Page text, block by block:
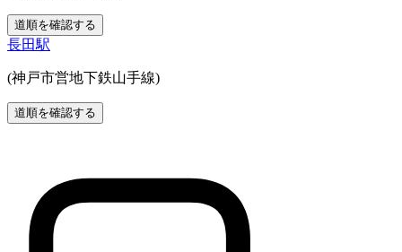
道順を確認する
長田駅
(神戸市営地下鉄山手線)
道順を確認する